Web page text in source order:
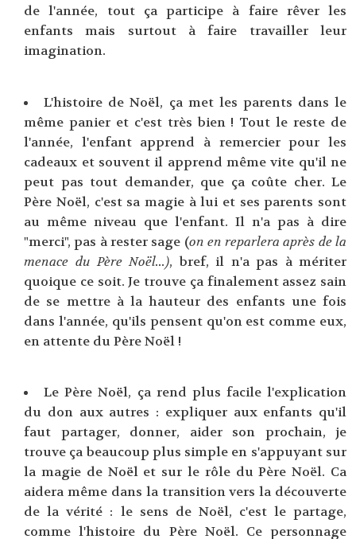
de l'année, tout ça participe à faire rêver les
enfants mais surtout à faire travailler leur
imagination.
L'histoire de Noël, ça met les parents dans le
même panier et c'est très bien ! Tout le reste de
l'année, l'enfant apprend à remercier pour les
cadeaux et souvent il apprend même vite qu'il ne
peut pas tout demander, que ça coûte cher. Le
Père Noël, c'est sa magie à lui et ses parents sont
au même niveau que l'enfant. Il n'a pas à dire
"merci", pas à rester sage (on en reparlera après de la
menace du Père Noël...), bref, il n'a pas à mériter
quoique ce soit. Je trouve ça finalement assez sain
de se mettre à la hauteur des enfants une fois
dans l'année, qu'ils pensent qu'on est comme eux,
en attente du Père Noël !
Le Père Noël, ça rend plus facile l'explication
du don aux autres : expliquer aux enfants qu'il
faut partager, donner, aider son prochain, je
trouve ça beaucoup plus simple en s'appuyant sur
la magie de Noël et sur le rôle du Père Noël. Ca
aidera même dans la transition vers la découverte
de la vérité : le sens de Noël, c'est le partage,
comme l'histoire du Père Noël. Ce personnage